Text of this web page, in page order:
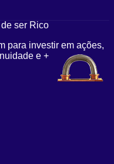
ser Rico
para investir em ações,
e +